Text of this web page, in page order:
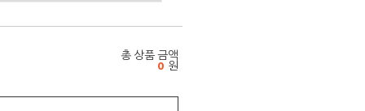
총 상품 금액
0 원